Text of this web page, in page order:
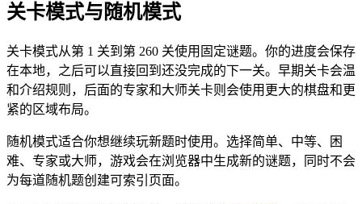
关卡模式与随机模式
关卡模式从第 1 关到第 260 关使用固定谜题。你的进度会保存
在本地，之后可以直接回到还没完成的下一关。早期关卡会温
和介绍规则，后面的专家和大师关卡则会使用更大的棋盘和更
紧的区域布局。
随机模式适合你想继续玩新题时使用。选择简单、中等、困
难、专家或大师，游戏会在浏览器中生成新的谜题，同时不会
为每道随机题创建可索引页面。